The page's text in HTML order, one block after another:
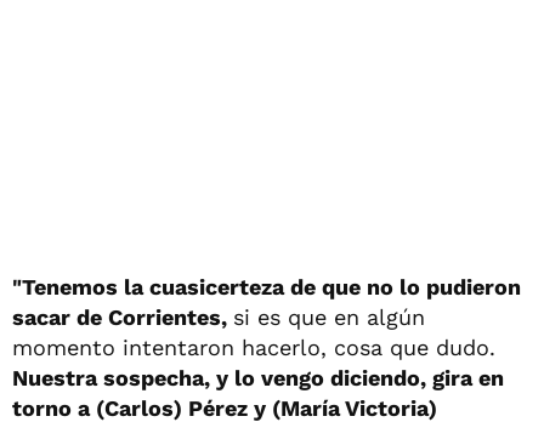
"Tenemos la cuasicerteza de que no lo pudieron
sacar de Corrientes, si es que en algún
momento intentaron hacerlo, cosa que dudo.
Nuestra sospecha, y lo vengo diciendo, gira en
torno a (Carlos) Pérez y (María Victoria)